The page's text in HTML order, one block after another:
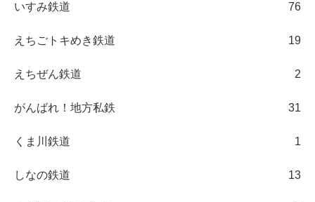
いすみ鉄道 76
えちごトキめき鉄道 19
えちぜん鉄道 2
がんばれ！地方私鉄 31
くま川鉄道 1
しなの鉄道 13